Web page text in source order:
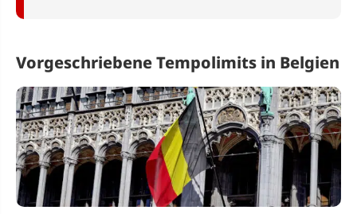
Vorgeschriebene Tempolimits in Belgien